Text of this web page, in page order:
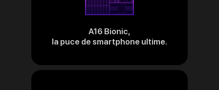
A16 Bionic,
la puce de smartphone ultime.